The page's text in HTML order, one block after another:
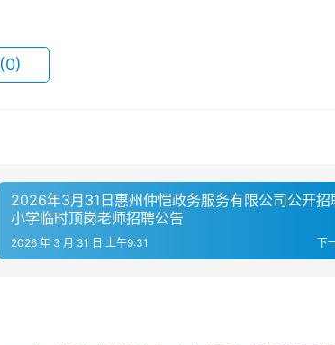
(0)
2026年3月31日惠州仲恺政务服务有限公司公开招
小学临时顶岗老师招聘公告
下
2026 年 3 月 31 日 上午9:31